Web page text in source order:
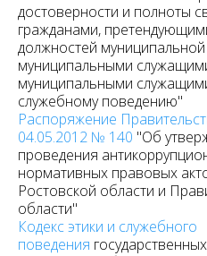
достоверности и полноты
гражданами,
должностей
муниципальными
муниципальными
служебному поведению"
Распоряжение
04.05.2012 № 140 "Об
проведения
нормативных правовых
Ростовской области и
области"
Кодекс этики и служебного
поведения